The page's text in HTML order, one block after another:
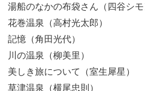
湯船のなかの布袋さん（四谷シモ
花巻温泉（高村光太郎）
記憶（角田光代）
川の温泉（柳美里）
美しき旅について（室生犀星）
草津温泉（横尾忠則）